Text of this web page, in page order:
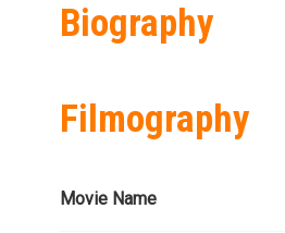
Biography
Filmography
Movie Name